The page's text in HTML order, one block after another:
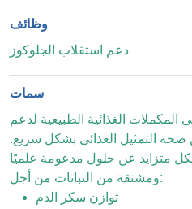
وظائف
دعم استقلاب الجلوكوز
سمات
المكملات الغذائية الطبيعية لدعم
التمثيل الغذائي بشكل سريع.
متزايد عن حلول مدعومة علميًا
ومشتقة من النباتات من أجل:
توازن سكر الدم